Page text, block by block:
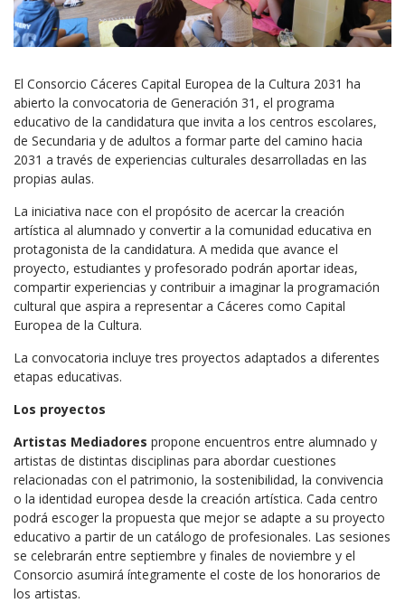
El Consorcio Cáceres Capital Europea de la Cultura 2031 ha
abierto la convocatoria de Generación 31, el programa
educativo de la candidatura que invita a los centros escolares,
de Secundaria y de adultos a formar parte del camino hacia
2031 a través de experiencias culturales desarrolladas en las
propias aulas.
La iniciativa nace con el propósito de acercar la creación
artística al alumnado y convertir a la comunidad educativa en
protagonista de la candidatura. A medida que avance el
proyecto, estudiantes y profesorado podrán aportar ideas,
compartir experiencias y contribuir a imaginar la programación
cultural que aspira a representar a Cáceres como Capital
Europea de la Cultura.
La convocatoria incluye tres proyectos adaptados a diferentes
etapas educativas.
Los proyectos
Artistas Mediadores propone encuentros entre alumnado y
artistas de distintas disciplinas para abordar cuestiones
relacionadas con el patrimonio, la sostenibilidad, la convivencia
o la identidad europea desde la creación artística. Cada centro
podrá escoger la propuesta que mejor se adapte a su proyecto
educativo a partir de un catálogo de profesionales. Las sesiones
se celebrarán entre septiembre y finales de noviembre y el
Consorcio asumirá íntegramente el coste de los honorarios de
los artistas.